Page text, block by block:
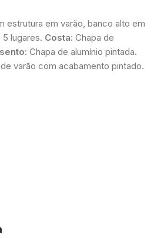
estrutura em varão, banco alto em
lugares. Costa: Chapa de
Chapa de alumínio pintada.
varão com acabamento pintado.